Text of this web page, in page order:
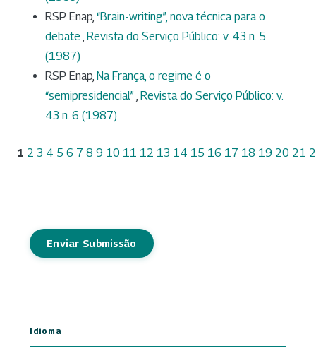
RSP Enap, “Brain-writing”, nova técnica para o
debate , Revista do Serviço Público: v. 43 n. 5
(1987)
RSP Enap, Na França, o regime é o
“semipresidencial” , Revista do Serviço Público: v.
43 n. 6 (1987)
1 2 3 4 5 6 7 8 9 10 11 12 13 14 15 16 17 18 19 20 21
Enviar Submissão
Idioma